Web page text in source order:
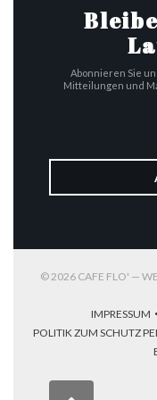
Abonnieren Sie
Mitteilungen und
© 2026 CAFE FLO' —
IMPRESSUM
POLITIK ZUM SCHUTZ